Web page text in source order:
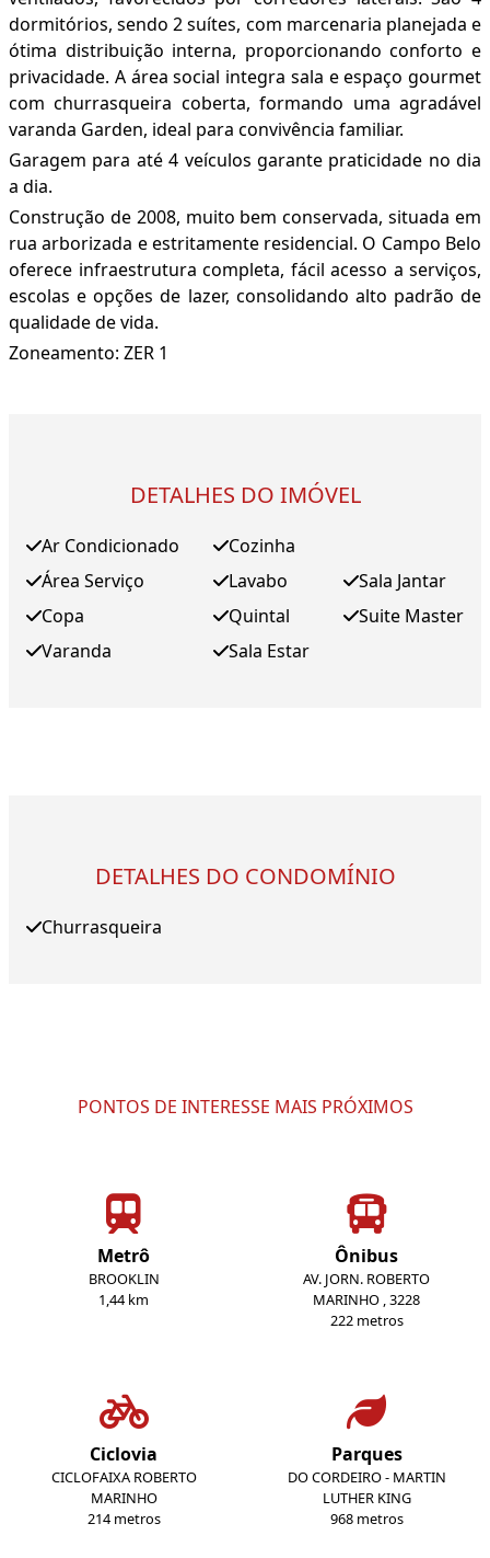
dormitórios, sendo 2 suítes, com marcenaria planejada e
ótima distribuição interna, proporcionando conforto e
privacidade. A área social integra sala e espaço gourmet
com churrasqueira coberta, formando uma agradável
varanda Garden, ideal para convivência familiar.
Garagem para até 4 veículos garante praticidade no dia
a dia.
Construção de 2008, muito bem conservada, situada em
rua arborizada e estritamente residencial. O Campo Belo
oferece infraestrutura completa, fácil acesso a serviços,
escolas e opções de lazer, consolidando alto padrão de
qualidade de vida.
Zoneamento: ZER 1
DETALHES DO IMÓVEL
Ar Condicionado
Área Serviço
Copa
Varanda
Cozinha
Lavabo
Quintal
Sala Estar
Sala Jantar
Suite Master
DETALHES DO CONDOMÍNIO
Churrasqueira
PONTOS DE INTERESSE MAIS PRÓXIMOS
Metrô
BROOKLIN
1,44 km
Ônibus
AV. JORN. ROBERTO
MARINHO , 3228
222 metros
Ciclovia
CICLOFAIXA ROBERTO
MARINHO
214 metros
Parques
DO CORDEIRO - MARTIN
LUTHER KING
968 metros